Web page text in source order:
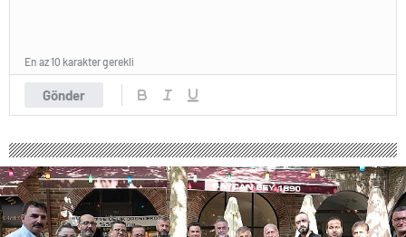
Gönder
En az 10 karakter gerekli